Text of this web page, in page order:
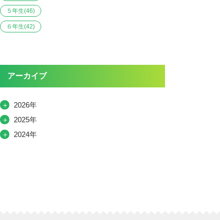
５年生(46)
６年生(42)
アーカイブ
＋
2026年
＋
2025年
＋
2024年